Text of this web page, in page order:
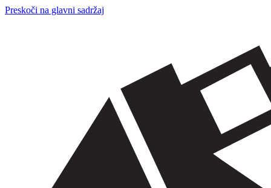
Preskoči na glavni sadržaj